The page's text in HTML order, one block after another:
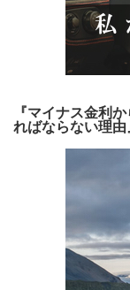
『マイナス金利
ればならない理由